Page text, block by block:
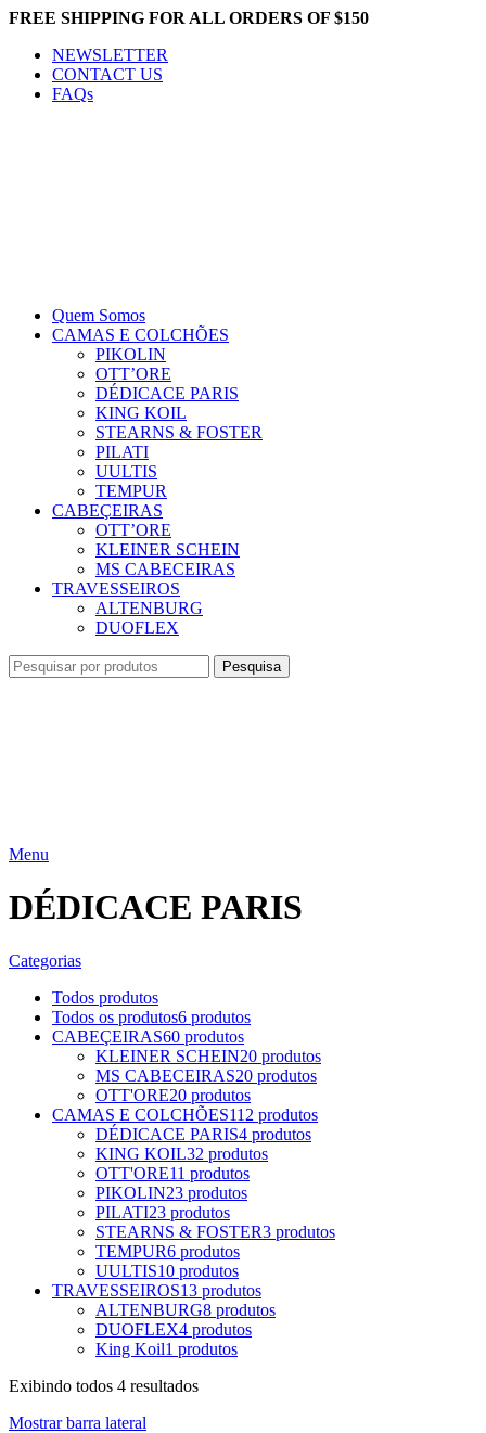
FREE SHIPPING FOR ALL ORDERS OF $150
NEWSLETTER
CONTACT US
FAQs
Quem Somos
CAMAS E COLCHÕES
PIKOLIN
OTT’ORE
DÉDICACE PARIS
KING KOIL
STEARNS & FOSTER
PILATI
UULTIS
TEMPUR
CABEÇEIRAS
OTT’ORE
KLEINER SCHEIN
MS CABECEIRAS
TRAVESSEIROS
ALTENBURG
DUOFLEX
Pesquisa
Menu
DÉDICACE PARIS
Categorias
Todos produtos
Todos os produtos6 produtos
CABEÇEIRAS60 produtos
KLEINER SCHEIN20 produtos
MS CABECEIRAS20 produtos
OTT'ORE20 produtos
CAMAS E COLCHÕES112 produtos
DÉDICACE PARIS4 produtos
KING KOIL32 produtos
OTT'ORE11 produtos
PIKOLIN23 produtos
PILATI23 produtos
STEARNS & FOSTER3 produtos
TEMPUR6 produtos
UULTIS10 produtos
TRAVESSEIROS13 produtos
ALTENBURG8 produtos
DUOFLEX4 produtos
King Koil1 produtos
Exibindo todos 4 resultados
Mostrar barra lateral